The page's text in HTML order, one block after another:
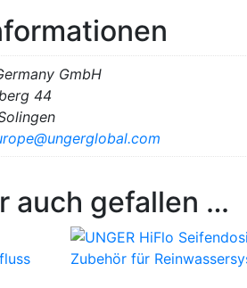
GmbH
44
auch gefallen …